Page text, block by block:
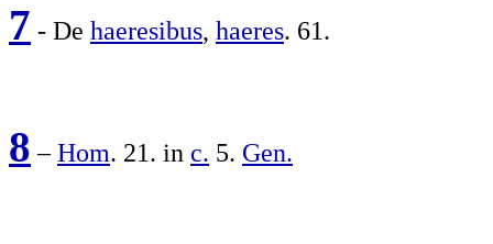
7 - De haeresibus, haeres. 61.
8 –Hom. 21. in c. 5. Gen.